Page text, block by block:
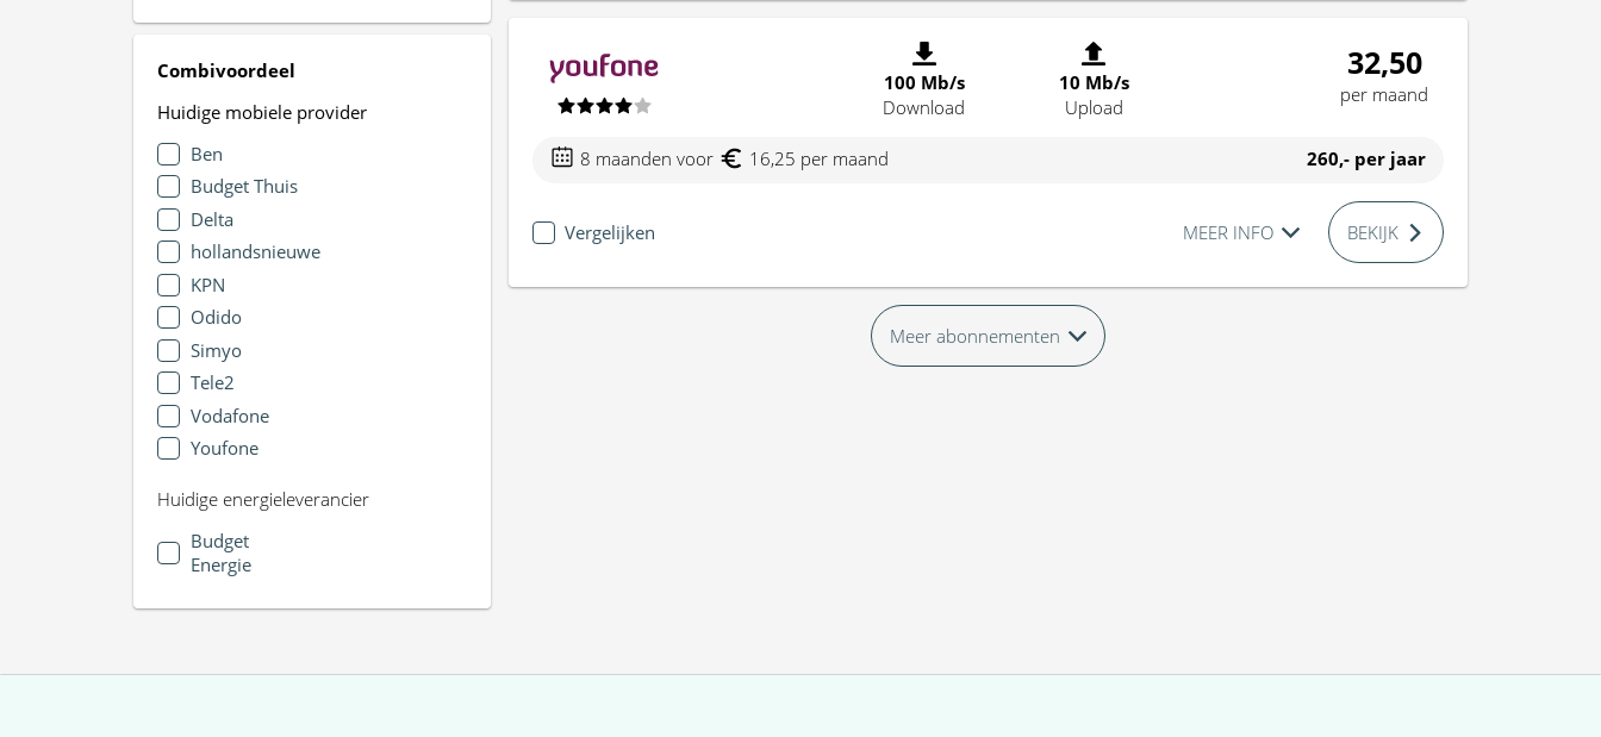
Combivoordeel
Huidige mobiele provider
Ben
Budget Thuis
Delta
hollandsnieuwe
KPN
Odido
Simyo
Tele2
Vodafone
Youfone
Huidige energieleverancier
Budget
Energie
100 Mb/s
Download
10 Mb/s
Upload
32,50
per maand
8 maanden voor 16,25 per maand 260,- per jaar
Vergelijken MEER INFO BEKIJK
Meer abonnementen